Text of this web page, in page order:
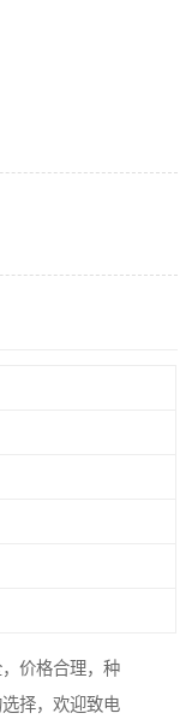
价格合理，种
择，欢迎致电